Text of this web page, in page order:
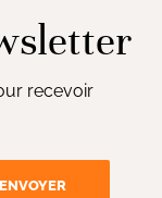
recevoir
ENVOYER